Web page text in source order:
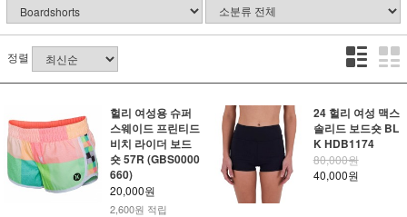
정렬
헐리 여성용 슈퍼
스웨이드 프린티드
비치 라이더 보드
숏 57R (GBS0000
660)
20,000원
2,600원 적립
24 헐리 여성 맥스
솔리드 보드숏 BL
K HDB1174
80,000원
40,000원